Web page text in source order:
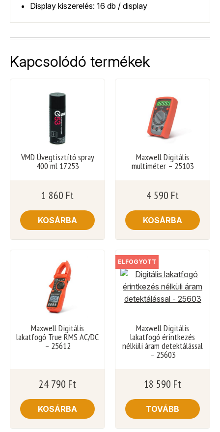
Display kiszerelés: 16 db / display
Kapcsolódó termékek
VMD Üvegtisztító spray
400 ml 17253
1 860 Ft
KOSÁRBA
Maxwell Digitális
multiméter – 25103
4 590 Ft
KOSÁRBA
Maxwell Digitális
lakatfogó True RMS AC/DC
– 25612
24 790 Ft
KOSÁRBA
ELFOGYOTT
Maxwell Digitális
lakatfogó érintkezés
nélküli áram detektálással
– 25603
18 590 Ft
TOVÁBB